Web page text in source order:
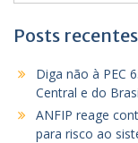
Posts recentes
Diga não à PEC
Central e do
ANFIP reage
para risco ao